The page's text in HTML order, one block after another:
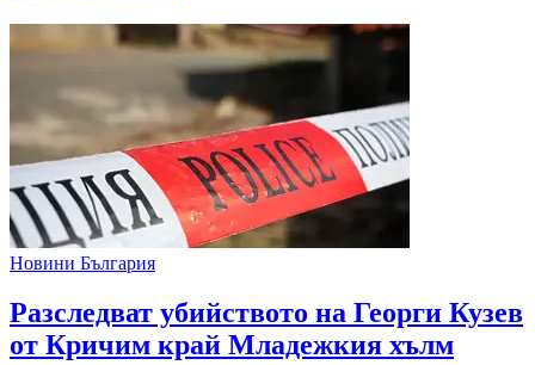
Новини България
Разследват убийството на Георги Кузев
от Кричим край Младежкия хълм